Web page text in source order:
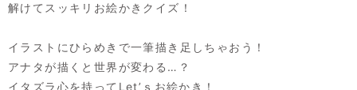
解けてスッキリお絵かきクイズ！
イラストにひらめきで一筆描き足しちゃおう！
アナタが描くと世界が変わる…？
イタズラ心を持ってLet’ｓお絵かき！